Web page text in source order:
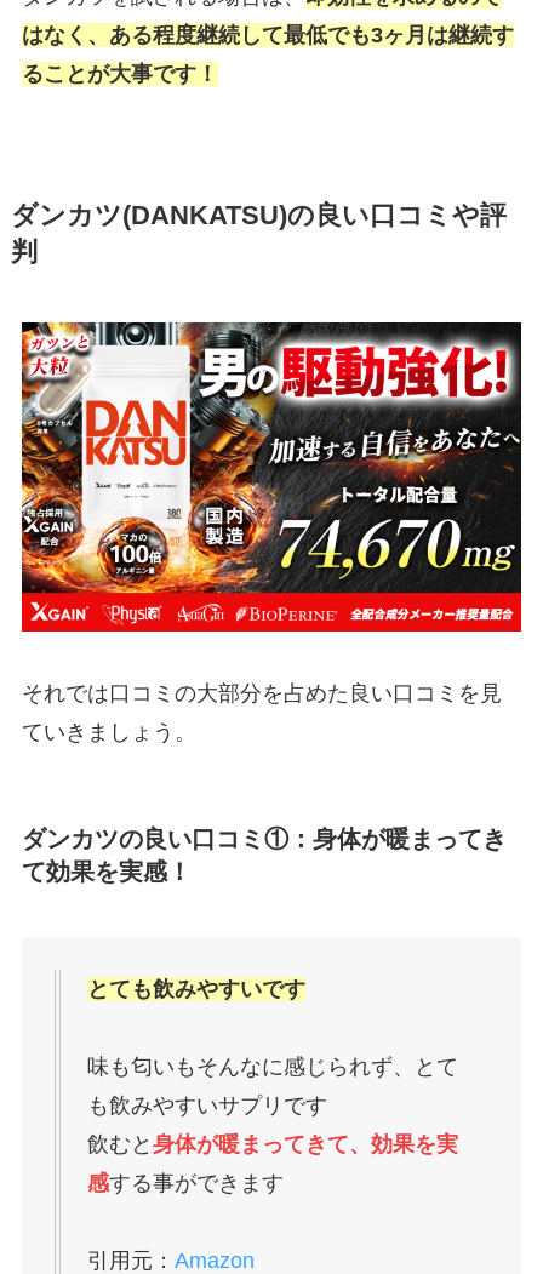
はなく、ある程度継続して最低でも3ヶ月は継続す
ることが大事です！
ダンカツ(DANKATSU)の良い口コミや評
判
それでは口コミの大部分を占めた良い口コミを見
ていきましょう。
ダンカツの良い口コミ①：身体が暖まってき
て効果を実感！
とても飲みやすいです
味も匂いもそんなに感じられず、とて
も飲みやすいサプリです
飲むと 身体が暖まってきて、効果を実
感する事ができます
引用元： Amazon